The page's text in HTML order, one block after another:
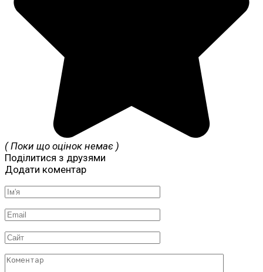
( Поки що оцінок немає )
Поділитися з друзями
Додати коментар
Ім'я
*
Email
*
Сайт
Коментар